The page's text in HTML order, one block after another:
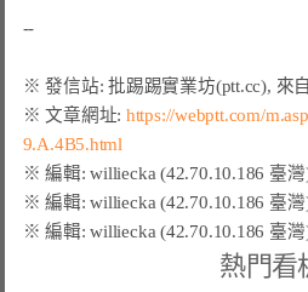
※ 文章網址: https://webptt.com/
9.A.4B5.html
熱門看